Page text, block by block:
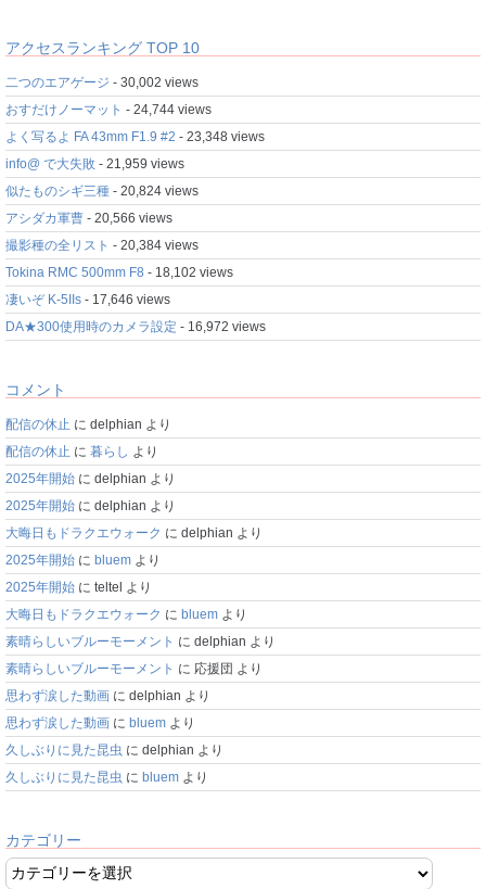
アクセスランキング TOP 10
二つのエアゲージ - 30,002 views
おすだけノーマット - 24,744 views
よく写るよ FA 43mm F1.9 #2 - 23,348 views
info@ で大失敗 - 21,959 views
似たものシギ三種 - 20,824 views
アシダカ軍曹 - 20,566 views
撮影種の全リスト - 20,384 views
Tokina RMC 500mm F8 - 18,102 views
凄いぞ K-5IIs - 17,646 views
DA★300使用時のカメラ設定 - 16,972 views
コメント
配信の休止 に delphian より
配信の休止 に 暮らし より
2025年開始 に delphian より
2025年開始 に delphian より
大晦日もドラクエウォーク に delphian より
2025年開始 に bluem より
2025年開始 に teltel より
大晦日もドラクエウォーク に bluem より
素晴らしいブルーモーメント に delphian より
素晴らしいブルーモーメント に 応援団 より
思わず涙した動画 に delphian より
思わず涙した動画 に bluem より
久しぶりに見た昆虫 に delphian より
久しぶりに見た昆虫 に bluem より
カテゴリー